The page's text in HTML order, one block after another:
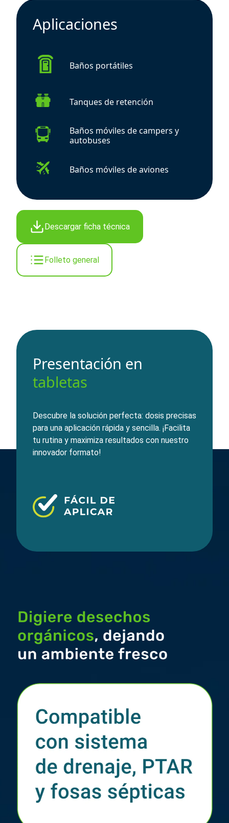
Aplicaciones
Baños portátiles
Tanques de retención
Baños móviles de campers y
autobuses
Baños móviles de aviones
Descargar ficha técnica
Folleto general
Presentación en
tabletas
Descubre la solución perfecta: dosis precisas
para una aplicación rápida y sencilla. ¡Facilita
tu rutina y maximiza resultados con nuestro
innovador formato!